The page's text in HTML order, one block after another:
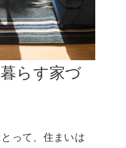
らす家づ
って、住まいは